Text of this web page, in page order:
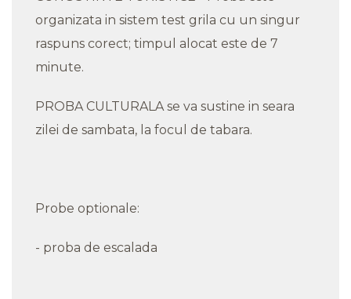
organizata in sistem test grila cu un singur
raspuns corect; timpul alocat este de 7
minute.
PROBA CULTURALA se va sustine in seara
zilei de sambata, la focul de tabara.
Probe optionale:
- proba de escalada